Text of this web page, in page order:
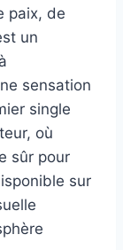
paix, de
un
sensation
single
où
sûr pour
sur